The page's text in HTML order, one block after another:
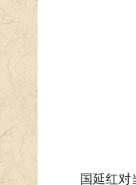
国延红对